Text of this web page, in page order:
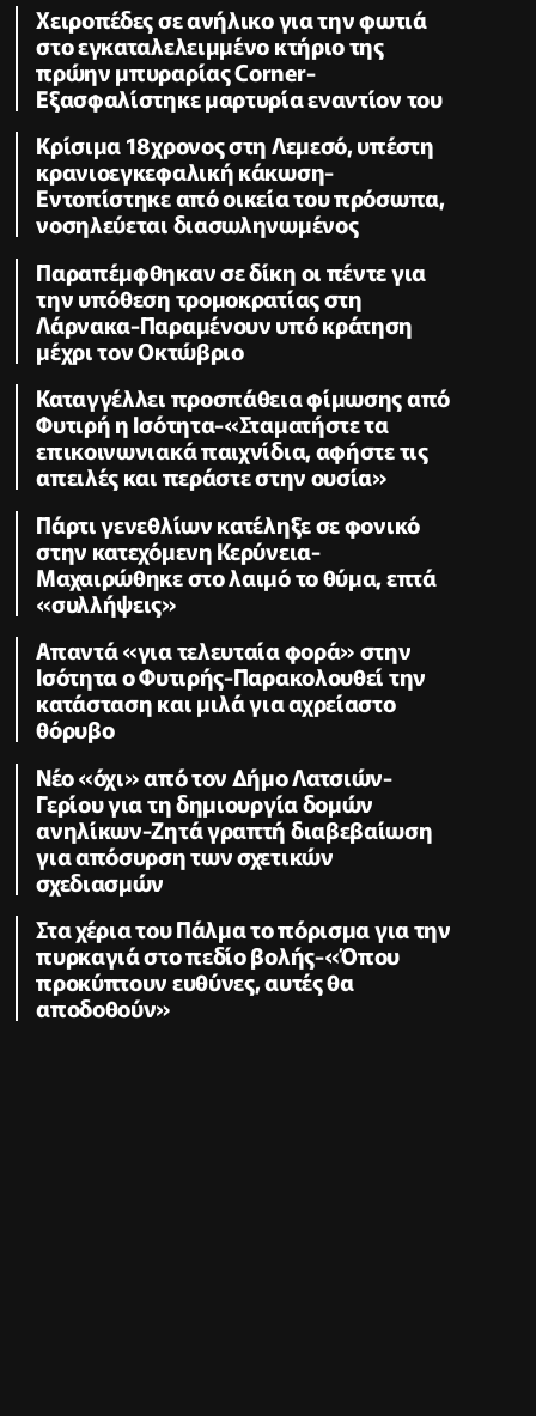
Χειροπέδες σε ανήλικο για την φωτιά
στο εγκαταλελειμμένο κτήριο της
πρώην μπυραρίας Corner-
Εξασφαλίστηκε μαρτυρία εναντίον του
Κρίσιμα 18χρονος στη Λεμεσό, υπέστη
κρανιοεγκεφαλική κάκωση-
Εντοπίστηκε από οικεία του πρόσωπα,
νοσηλεύεται διασωληνωμένος
Παραπέμφθηκαν σε δίκη οι πέντε για
την υπόθεση τρομοκρατίας στη
Λάρνακα-Παραμένουν υπό κράτηση
μέχρι τον Οκτώβριο
Καταγγέλλει προσπάθεια φίμωσης από
Φυτιρή η Ισότητα-«Σταματήστε τα
επικοινωνιακά παιχνίδια, αφήστε τις
απειλές και περάστε στην ουσία»
Πάρτι γενεθλίων κατέληξε σε φονικό
στην κατεχόμενη Κερύνεια-
Μαχαιρώθηκε στο λαιμό το θύμα, επτά
«συλλήψεις»
Απαντά «για τελευταία φορά» στην
Ισότητα ο Φυτιρής-Παρακολουθεί την
κατάσταση και μιλά για αχρείαστο
θόρυβο
Νέο «όχι» από τον Δήμο Λατσιών-
Γερίου για τη δημιουργία δομών
ανηλίκων-Ζητά γραπτή διαβεβαίωση
για απόσυρση των σχετικών
σχεδιασμών
Στα χέρια του Πάλμα το πόρισμα για την
πυρκαγιά στο πεδίο βολής-«Όπου
προκύπτουν ευθύνες, αυτές θα
αποδοθούν»